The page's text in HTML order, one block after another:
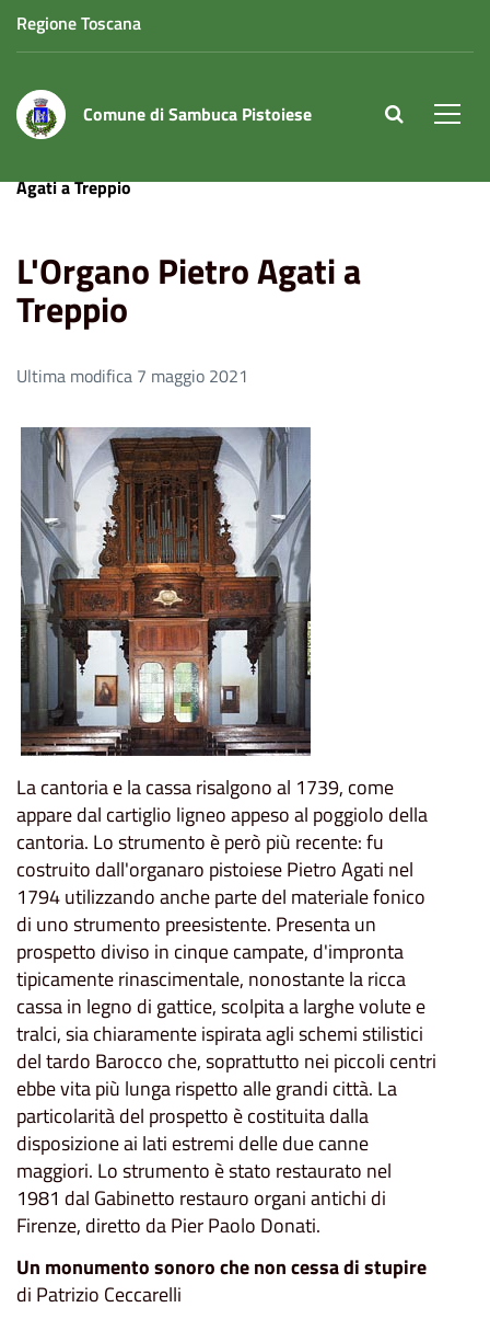
Regione Toscana
Comune di Sambuca Pistoiese site.searc
Agati a Treppio
L'Organo Pietro Agati a
Treppio
Ultima modifica 7 maggio 2021
La cantoria e la cassa risalgono al 1739, come
appare dal cartiglio ligneo appeso al poggiolo della
cantoria. Lo strumento è però più recente: fu
costruito dall'organaro pistoiese Pietro Agati nel
1794 utilizzando anche parte del materiale fonico
di uno strumento preesistente. Presenta un
prospetto diviso in cinque campate, d'impronta
tipicamente rinascimentale, nonostante la ricca
cassa in legno di gattice, scolpita a larghe volute e
tralci, sia chiaramente ispirata agli schemi stilistici
del tardo Barocco che, soprattutto nei piccoli centri
ebbe vita più lunga rispetto alle grandi città. La
particolarità del prospetto è costituita dalla
disposizione ai lati estremi delle due canne
maggiori. Lo strumento è stato restaurato nel
1981 dal Gabinetto restauro organi antichi di
Firenze, diretto da Pier Paolo Donati.
Un monumento sonoro che non cessa di stupire
di Patrizio Ceccarelli